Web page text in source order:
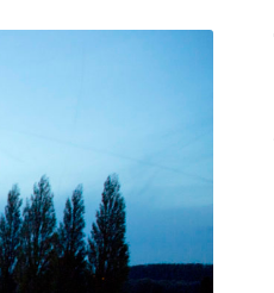
Pina Picierno